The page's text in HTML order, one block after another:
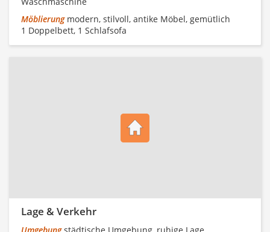
Möblierungmodern, stilvoll, antike Möbel, gemütlich
1 Doppelbett, 1 Schlafsofa
Lage & Verkehr